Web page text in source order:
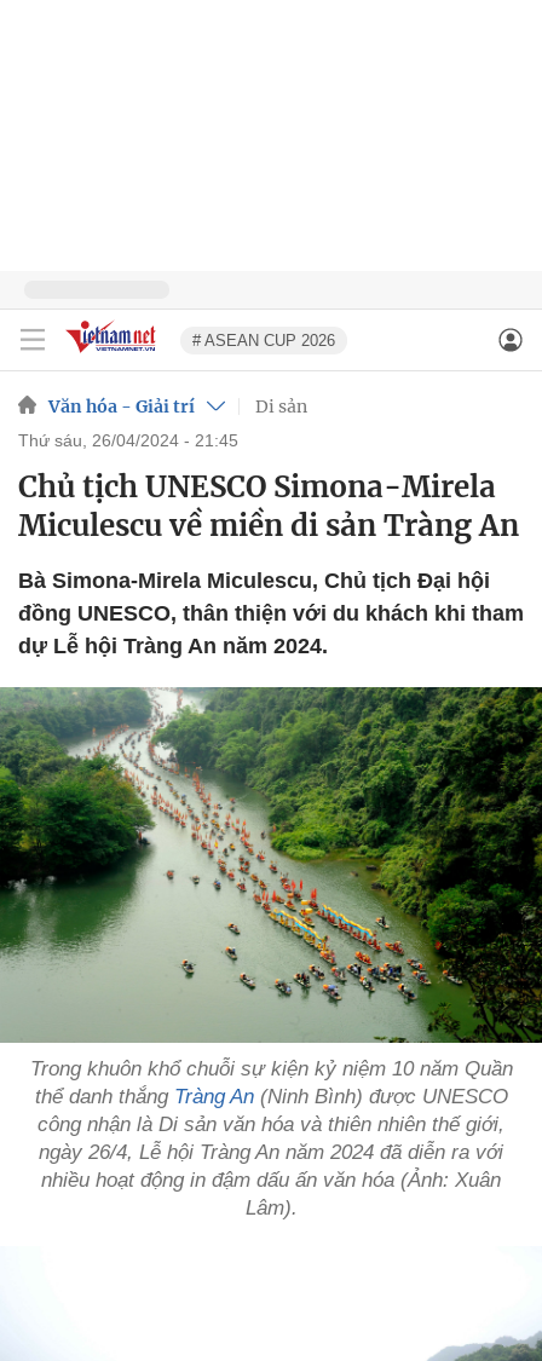
# ASEAN CUP 2026
Văn hóa - Giải trí Di sản
thứ sáu, 26/04/2024 - 21:45
Chủ tịch UNESCO Simona-Mirela
Miculescu về miền di sản Tràng An
Bà Simona-Mirela Miculescu, Chủ tịch Đại hội
đồng UNESCO, thân thiện với du khách khi tham
dự Lễ hội Tràng An năm 2024.
Trong khuôn khổ chuỗi sự kiện kỷ niệm 10 năm Quần
thể danh thắng Tràng An(Ninh Bình) được UNESCO
công nhận là Di sản văn hóa và thiên nhiên thế giới,
ngày 26/4, Lễ hội Tràng An năm 2024 đã diễn ra với
nhiều hoạt động in đậm dấu ấn văn hóa (Ảnh: Xuân
Lâm).